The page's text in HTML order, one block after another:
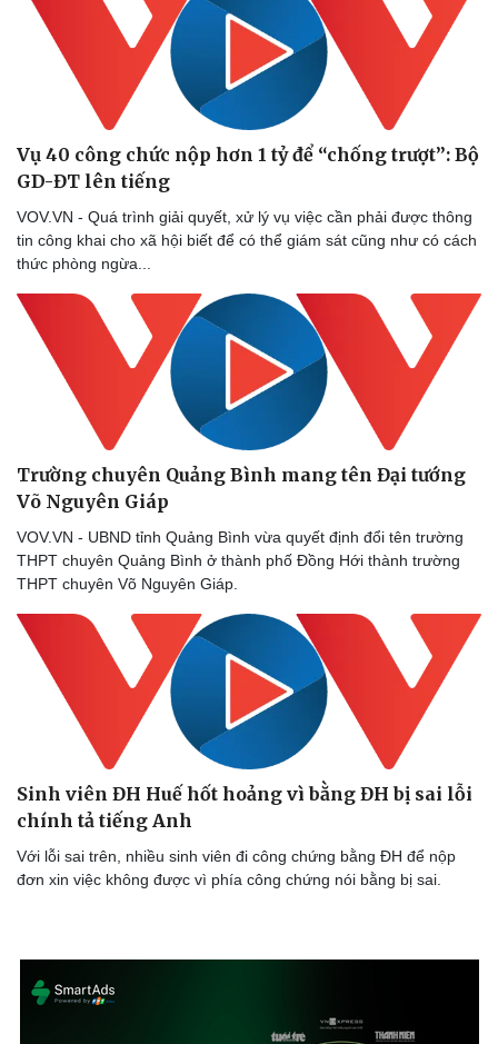
Dinh dưỡng - món ngon
Cây thuốc
Nhi khoa
Nam khoa
Làm đẹp - giảm cân
Phòng mạch online
Ăn sạch sống khỏe
Đời sống
Nhà đẹp
Vụ 40 công chức nộp hơn 1 tỷ để “chống trượt”: Bộ
GD-ĐT lên tiếng
VOV.VN - Quá trình giải quyết, xử lý vụ việc cần phải được thông
tin công khai cho xã hội biết để có thể giám sát cũng như có cách
thức phòng ngừa...
Trường chuyên Quảng Bình mang tên Đại tướng
Võ Nguyên Giáp
VOV.VN - UBND tỉnh Quảng Bình vừa quyết định đổi tên trường
THPT chuyên Quảng Bình ở thành phố Đồng Hới thành trường
THPT chuyên Võ Nguyên Giáp.
Sinh viên ĐH Huế hốt hoảng vì bằng ĐH bị sai lỗi
chính tả tiếng Anh
Với lỗi sai trên, nhiều sinh viên đi công chứng bằng ĐH để nộp
đơn xin việc không được vì phía công chứng nói bằng bị sai.